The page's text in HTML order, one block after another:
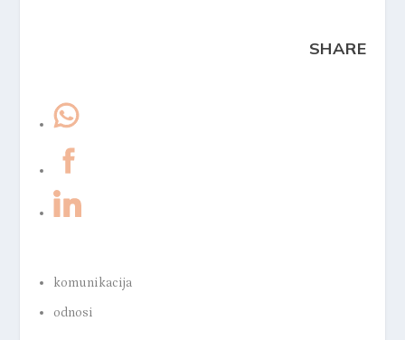
SHARE
komunikacija
odnosi